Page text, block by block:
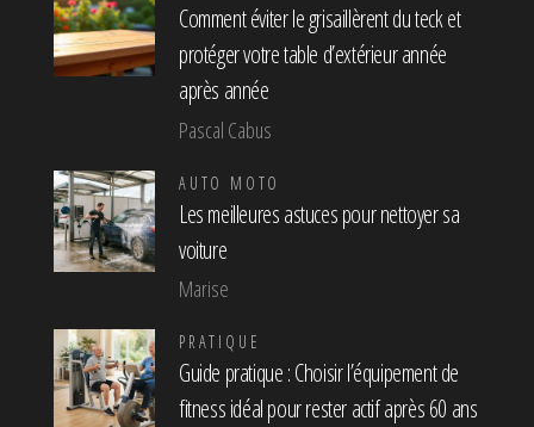
Comment éviter le grisaillèrent du teck et
protéger votre table d’extérieur année
après année
Pascal Cabus
AUTO MOTO
Les meilleures astuces pour nettoyer sa
voiture
Marise
PRATIQUE
Guide pratique : Choisir l’équipement de
fitness idéal pour rester actif après 60 ans